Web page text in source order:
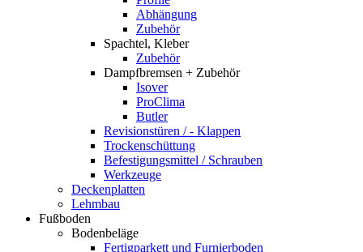
Abhängung
Zubehör
Spachtel, Kleber
Zubehör
Dampfbremsen + Zubehör
Isover
ProClima
Butler
Revisionstüren / - Klappen
Trockenschüttung
Befestigungsmittel / Schrauben
Werkzeuge
Deckenplatten
Lehmbau
Fußboden
Bodenbeläge
Fertigparkett und Furnierboden